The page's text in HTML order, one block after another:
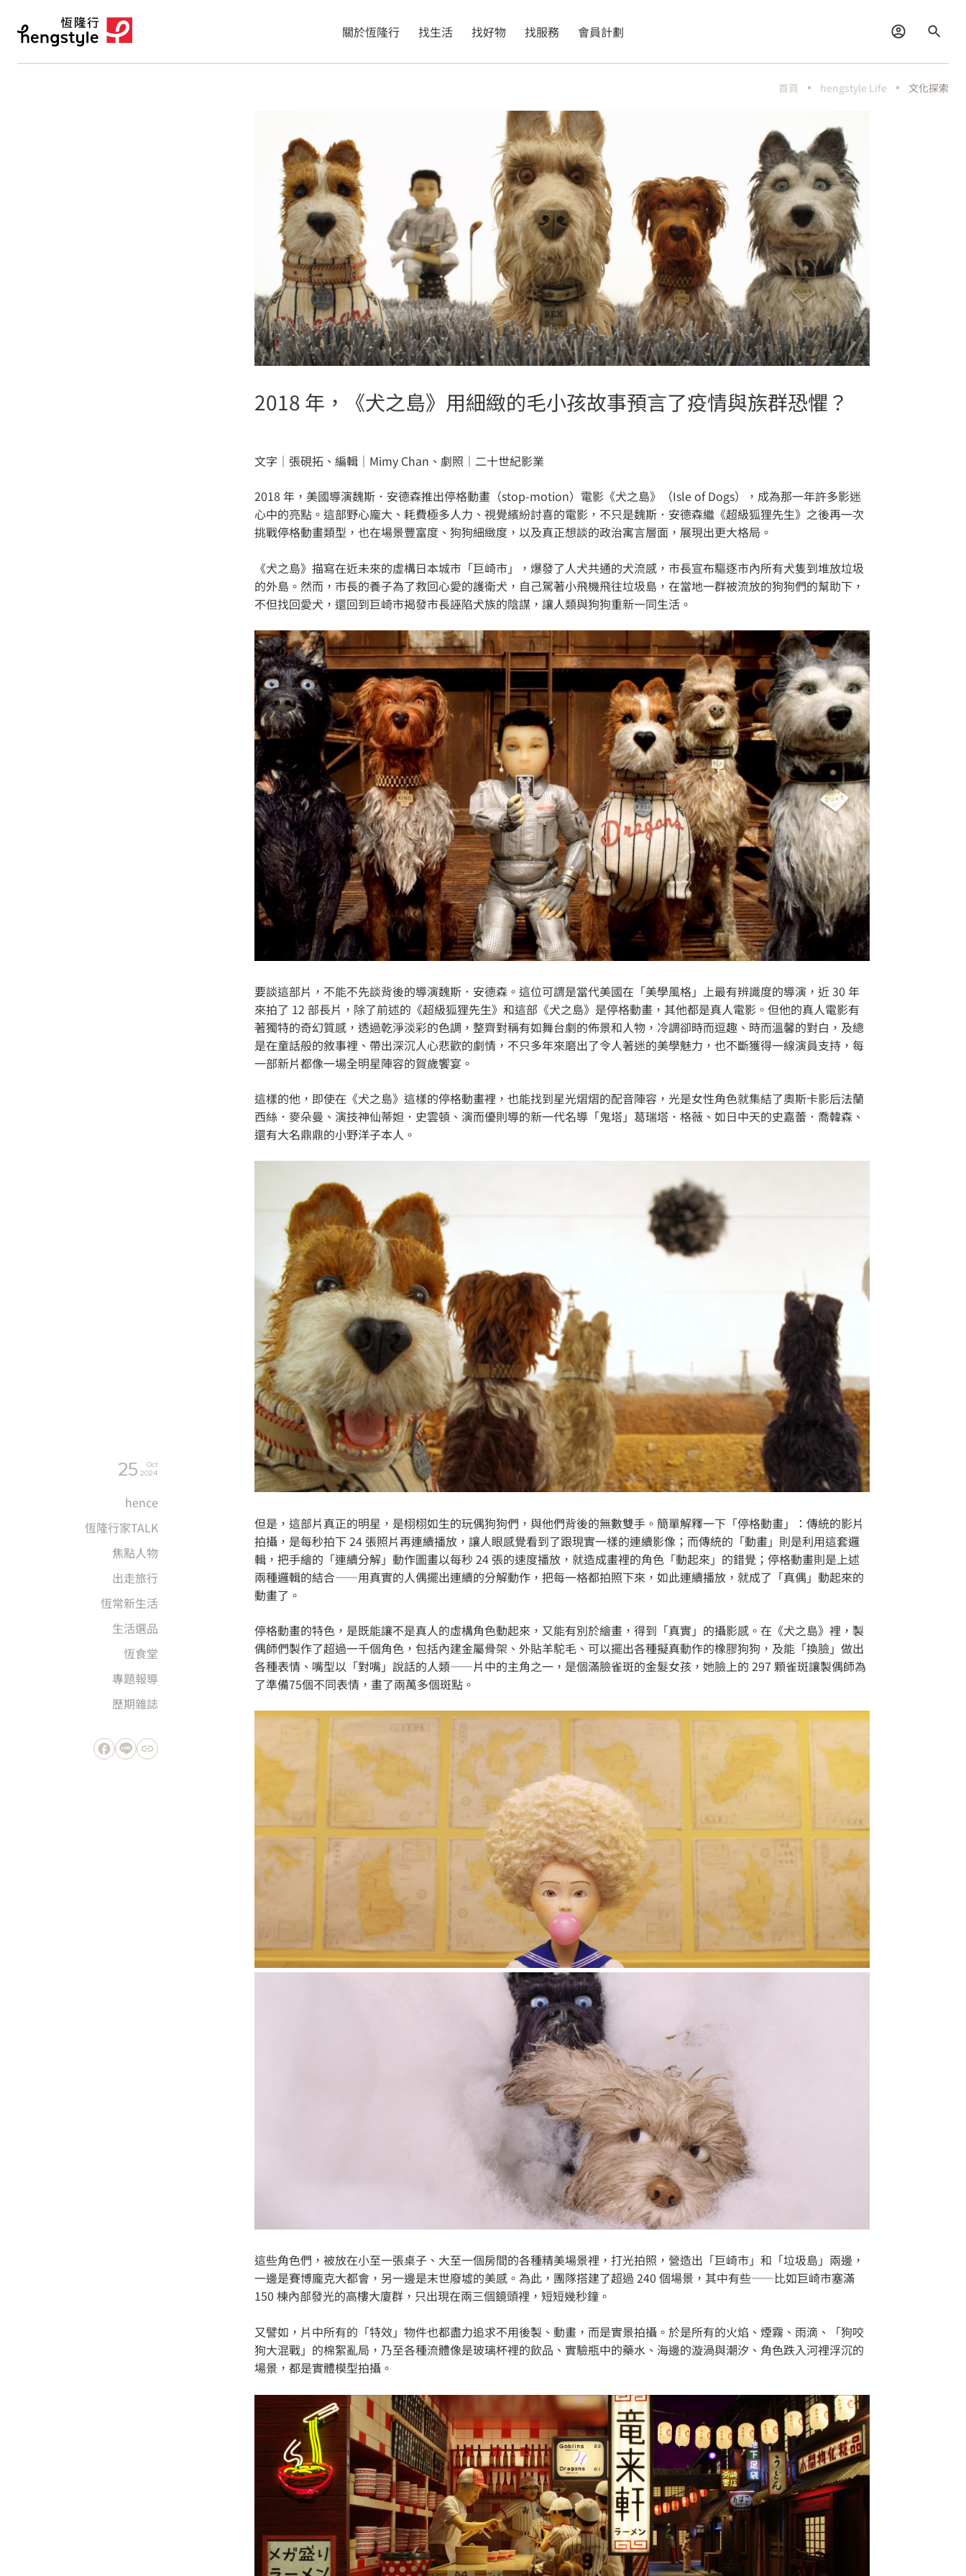
關於恆隆行 找生活 找好物 找服務 會員計劃
首頁 hengstyle Life 文化探索
25 Oct
2024
hence
恆隆行家TALK
焦點人物
出走旅行
恆常新生活
生活選品
恆食堂
專題報導
歷期雜誌
2018 年，《犬之島》用細緻的毛小孩故事預言了疫情與族群恐懼？
文字｜張硯拓、編輯｜Mimy Chan、劇照｜二十世紀影業
2018 年，美國導演魏斯．安德森推出停格動畫（stop-motion）電影《犬之島》（Isle of Dogs），成為那一年許多影迷
心中的亮點。這部野心龐大、耗費極多人力、視覺繽紛討喜的電影，不只是魏斯．安德森繼《超級狐狸先生》之後再一次
挑戰停格動畫類型，也在場景豐富度、狗狗細緻度，以及真正想談的政治寓言層面，展現出更大格局。
《犬之島》描寫在近未來的虛構日本城市「巨崎市」，爆發了人犬共通的犬流感，市長宣布驅逐市內所有犬隻到堆放垃圾
的外島。然而，市長的養子為了救回心愛的護衛犬，自己駕著小飛機飛往垃圾島，在當地一群被流放的狗狗們的幫助下，
不但找回愛犬，還回到巨崎市揭發市長誣陷犬族的陰謀，讓人類與狗狗重新一同生活。
要談這部片，不能不先談背後的導演魏斯．安德森。這位可謂是當代美國在「美學風格」上最有辨識度的導演，近 30 年
來拍了 12 部長片，除了前述的《超級狐狸先生》和這部《犬之島》是停格動畫，其他都是真人電影。但他的真人電影有
著獨特的奇幻質感，透過乾淨淡彩的色調，整齊對稱有如舞台劇的佈景和人物，冷調卻時而逗趣、時而溫馨的對白，及總
是在童話般的敘事裡、帶出深沉人心悲歡的劇情，不只多年來磨出了令人著迷的美學魅力，也不斷獲得一線演員支持，每
一部新片都像一場全明星陣容的賀歲饗宴。
這樣的他，即使在《犬之島》這樣的停格動畫裡，也能找到星光熠熠的配音陣容，光是女性角色就集結了奧斯卡影后法蘭
西絲．麥朵曼、演技神仙蒂妲．史雲頓、演而優則導的新一代名導「鬼塔」葛瑞塔．格薇、如日中天的史嘉蕾．喬韓森、
還有大名鼎鼎的小野洋子本人。
但是，這部片真正的明星，是栩栩如生的玩偶狗狗們，與他們背後的無數雙手。簡單解釋一下「停格動畫」：傳統的影片
拍攝，是每秒拍下 24 張照片再連續播放，讓人眼感覺看到了跟現實一樣的連續影像；而傳統的「動畫」則是利用這套邏
輯，把手繪的「連續分解」動作圖畫以每秒 24 張的速度播放，就造成畫裡的角色「動起來」的錯覺；停格動畫則是上述
兩種邏輯的結合——用真實的人偶擺出連續的分解動作，把每一格都拍照下來，如此連續播放，就成了「真偶」動起來的
動畫了。
停格動畫的特色，是既能讓不是真人的虛構角色動起來，又能有別於繪畫，得到「真實」的攝影感。在《犬之島》裡，製
偶師們製作了超過一千個角色，包括內建金屬骨架、外貼羊駝毛、可以擺出各種擬真動作的橡膠狗狗，及能「換臉」做出
各種表情、嘴型以「對嘴」說話的人類——片中的主角之一，是個滿臉雀斑的金髮女孩，她臉上的 297 顆雀斑讓製偶師為
了準備75個不同表情，畫了兩萬多個斑點。
這些角色們，被放在小至一張桌子、大至一個房間的各種精美場景裡，打光拍照，營造出「巨崎市」和「垃圾島」兩邊，
一邊是賽博龐克大都會，另一邊是末世廢墟的美感。為此，團隊搭建了超過 240 個場景，其中有些——比如巨崎市塞滿
150 棟內部發光的高樓大廈群，只出現在兩三個鏡頭裡，短短幾秒鐘。
又譬如，片中所有的「特效」物件也都盡力追求不用後製、動畫，而是實景拍攝。於是所有的火焰、煙霧、雨滴、「狗咬
狗大混戰」的棉絮亂局，乃至各種流體像是玻璃杯裡的飲品、實驗瓶中的藥水、海邊的漩渦與潮汐、角色跌入河裡浮沉的
場景，都是實體模型拍攝。